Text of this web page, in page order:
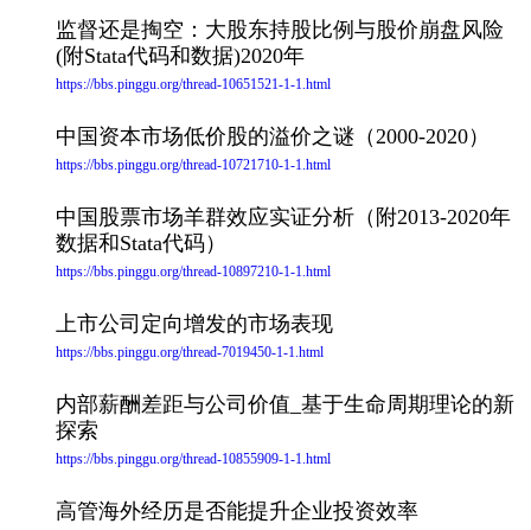
监督还是掏空：大股东持股比例与股价崩盘风险
(附Stata代码和数据)2020年
https://bbs.pinggu.org/thread-10651521-1-1.html
中国资本市场低价股的溢价之谜（2000-2020）
https://bbs.pinggu.org/thread-10721710-1-1.html
中国股票市场羊群效应实证分析（附2013-2020年
数据和Stata代码）
https://bbs.pinggu.org/thread-10897210-1-1.html
上市公司定向增发的市场表现
https://bbs.pinggu.org/thread-7019450-1-1.html
内部薪酬差距与公司价值_基于生命周期理论的新
探索
https://bbs.pinggu.org/thread-10855909-1-1.html
高管海外经历是否能提升企业投资效率